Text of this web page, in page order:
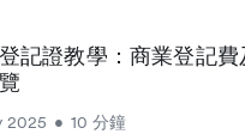
記證教學：商業登記費
2025 • 10 分鐘